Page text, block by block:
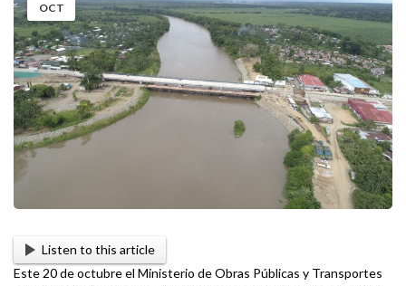
OCT
Listen to this article
Este 20 de octubre el Ministerio de Obras Públicas y Transportes